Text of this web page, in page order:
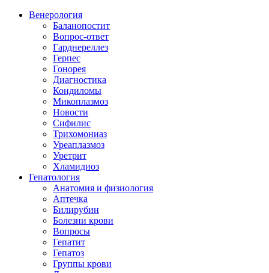
Венерология
Баланопостит
Вопрос-ответ
Гарднереллез
Герпес
Гонорея
Диагностика
Кондиломы
Микоплазмоз
Новости
Сифилис
Трихомониаз
Уреаплазмоз
Уретрит
Хламидиоз
Гепатология
Анатомия и физиология
Аптечка
Билирубин
Болезни крови
Вопросы
Гепатит
Гепатоз
Группы крови